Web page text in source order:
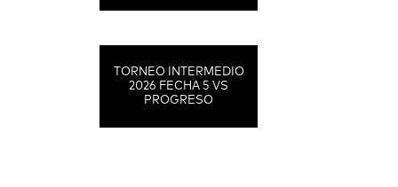
TORNEO INTERMEDIO
2026 FECHA 5 VS
PROGRESO